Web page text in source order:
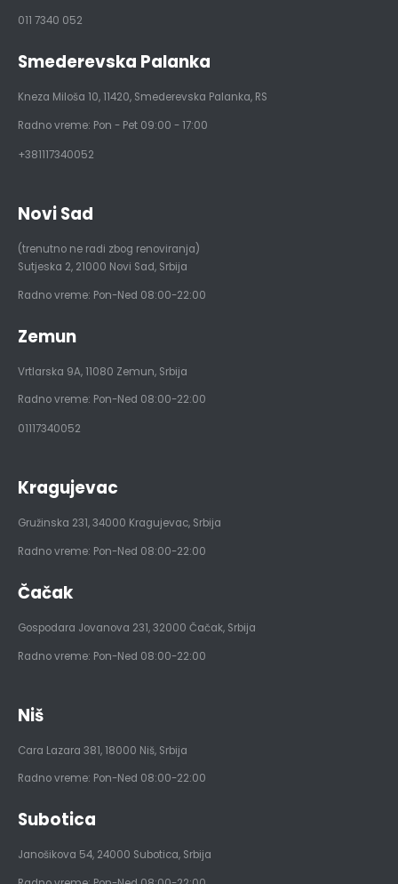
011 7340 052
Smederevska Palanka
Kneza Miloša 10,11420, Smederevska Palanka, RS
Radno vreme: Pon - Pet 09:00 - 17:00
+381117340052
Novi Sad
(trenutno ne radi zbog renoviranja)
Sutjeska 2, 21000 Novi Sad, Srbija
Radno vreme: Pon-Ned 08:00-22:00
Zemun
Vrtlarska 9A,11080 Zemun, Srbija
Radno vreme: Pon-Ned 08:00-22:00
01117340052
Kragujevac
Gružinska 231,34000 Kragujevac, Srbija
Radno vreme: Pon-Ned 08:00-22:00
Čačak
Gospodara Jovanova 231,32000 Čačak, Srbija
Radno vreme: Pon-Ned 08:00-22:00
Niš
Cara Lazara 381,18000 Niš, Srbija
Radno vreme: Pon-Ned 08:00-22:00
Subotica
Janošikova 54, 24000 Subotica, Srbija